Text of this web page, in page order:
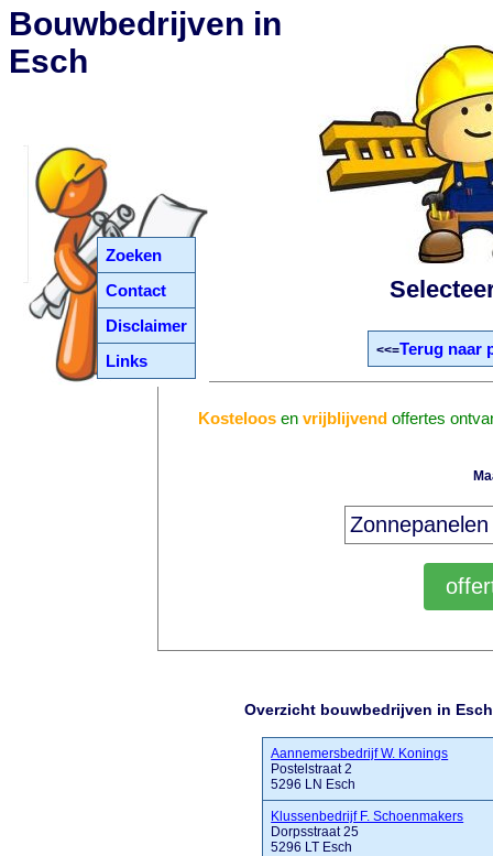
Zoeken
Contact
Disclaimer
Links
Bouwbedrijven in
Esch
<<=Terug naar
Kosteloosen vrijblijvendoffertes
Overzicht bouwbedrijven in Esch
Aannemersbedrijf W. Konings
Postelstraat 2
5296 LN Esch
Klussenbedrijf F. Schoenmakers
Dorpsstraat 25
5296 LT Esch